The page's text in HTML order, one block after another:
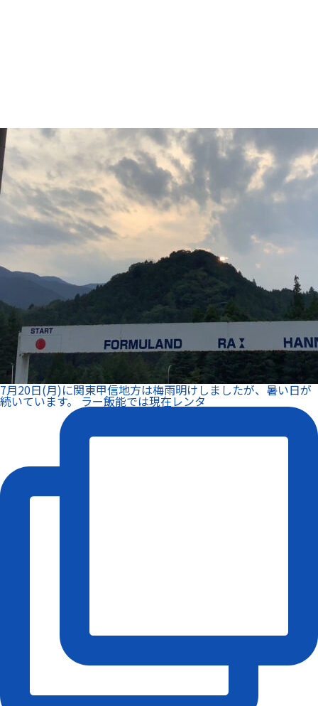
7月20日(月)に関東甲信地方は梅雨明けしましたが、暑い日が
続いています。 ラー飯能では現在レンタ